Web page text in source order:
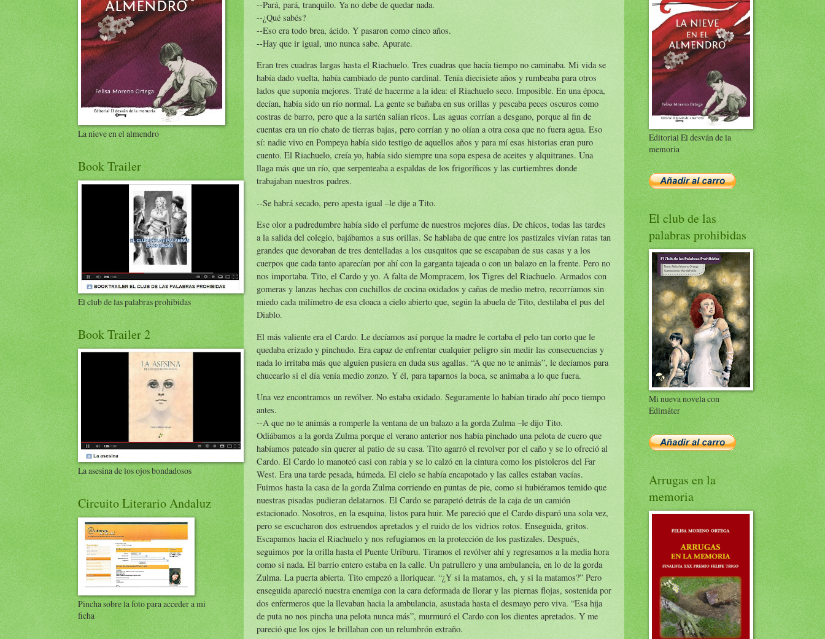
--Pará, pará, tranquilo. Ya no debe de quedar nada.
--¿Qué sabés?
--Eso era todo brea, ácido. Y pasaron como cinco años.
--Hay que ir igual, uno nunca sabe. Apurate.
Eran tres cuadras largas hasta el Riachuelo. Tres cuadras que hacía tiempo no caminaba. Mi vida se
había dado vuelta, había cambiado de punto cardinal. Tenía diecisiete años y rumbeaba para otros
lados que suponía mejores. Traté de hacerme a la idea: el Riachuelo seco. Imposible. En una época,
decían, había sido un río normal. La gente se bañaba en sus orillas y pescaba peces oscuros como
costras de barro, pero que a la sartén salían ricos. Las aguas corrían a desgano, porque al fin de
cuentas era un río chato de tierras bajas, pero corrían y no olían a otra cosa que no fuera agua. Eso
sí: nadie vivo en Pompeya había sido testigo de aquellos años y para mí esas historias eran puro
cuento. El Riachuelo, creía yo, había sido siempre una sopa espesa de aceites y alquitranes. Una
llaga más que un río, que serpenteaba a espaldas de los frigoríficos y las curtiembres donde
trabajaban nuestros padres.
--Se habrá secado, pero apesta igual –le dije a Tito.
Ese olor a pudredumbre había sido el perfume de nuestros mejores días. De chicos, todas las tardes
a la salida del colegio, bajábamos a sus orillas. Se hablaba de que entre los pastizales vivían ratas tan
grandes que devoraban de tres dentelladas a los cusquitos que se escapaban de sus casas y a los
cuerpos que cada tanto aparecían por ahí con la garganta tajeada o con un balazo en la frente. Pero no
nos importaba. Tito, el Cardo y yo. A falta de Mompracem, los Tigres del Riachuelo. Armados con
gomeras y lanzas hechas con cuchillos de cocina oxidados y cañas de medio metro, recorríamos sin
miedo cada milímetro de esa cloaca a cielo abierto que, según la abuela de Tito, destilaba el pus del
Diablo.
El más valiente era el Cardo. Le decíamos así porque la madre le cortaba el pelo tan corto que le
quedaba erizado y pinchudo. Era capaz de enfrentar cualquier peligro sin medir las consecuencias y
nada lo irritaba más que alguien pusiera en duda sus agallas. “A que no te animás”, le decíamos para
chucearlo si el día venía medio zonzo. Y él, para taparnos la boca, se animaba a lo que fuera.
Una vez encontramos un revólver. No estaba oxidado. Seguramente lo habían tirado ahí poco tiempo
antes.
--A que no te animás a romperle la ventana de un balazo a la gorda Zulma –le dijo Tito.
Odiábamos a la gorda Zulma porque el verano anterior nos había pinchado una pelota de cuero que
habíamos pateado sin querer al patio de su casa. Tito agarró el revolver por el caño y se lo ofreció al
Cardo. El Cardo lo manoteó casi con rabia y se lo calzó en la cintura como los pistoleros del Far
West. Era una tarde pesada, húmeda. El cielo se había encapotado y las calles estaban vacías.
Fuimos hasta la casa de la gorda Zulma corriendo en puntas de pie, como si hubiéramos temido que
nuestras pisadas pudieran delatarnos. El Cardo se parapetó detrás de la caja de un camión
estacionado. Nosotros, en la esquina, listos para huir. Me pareció que el Cardo disparó una sola vez,
pero se escucharon dos estruendos apretados y el ruido de los vidrios rotos. Enseguida, gritos.
Escapamos hacia el Riachuelo y nos refugiamos en la protección de los pastizales. Después,
seguimos por la orilla hasta el Puente Uriburu. Tiramos el revólver ahí y regresamos a la media hora
como si nada. El barrio entero estaba en la calle. Un patrullero y una ambulancia, en lo de la gorda
Zulma. La puerta abierta. Tito empezó a lloriquear. “¿Y si la matamos, eh, y si la matamos?” Pero
enseguida apareció nuestra enemiga con la cara deformada de llorar y las piernas flojas, sostenida por
dos enfermeros que la llevaban hacia la ambulancia, asustada hasta el desmayo pero viva. “Esa hija
de puta no nos pincha una pelota nunca más”, murmuró el Cardo con los dientes apretados. Y me
pareció que los ojos le brillaban con un relumbrón extraño.
La nieve en el almendro
Book Trailer
El club de las palabras prohibidas
Book Trailer 2
La asesina de los ojos bondadosos
Circuito Literario Andaluz
Pincha sobre la foto para acceder a mi
ficha
Editorial El desván de la
memoria
El club de las
palabras prohibidas
Mi nueva novela con
Edimáter
Arrugas en la
memoria